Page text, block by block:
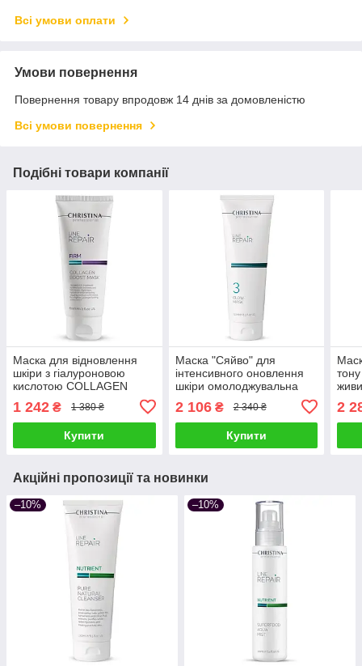
Всі умови оплати
Умови повернення
Повернення товару впродовж 14 днів за домовленістю
Всі умови повернення
Подібні товари компанії
Маска для відновлення
шкіри з гіалуроновою
кислотою COLLAGEN
REPAIR FIRM CHRISTINA
60 мл
1 242 ₴ 1 380 ₴
Купити
Маска "Сяйво" для
інтенсивного оновлення
шкіри омолоджувальна
GLOW MASK LINE REPAIR
CHRISTINA (крок 3) 250
мл
2 106₴ 2 340 ₴
Купити
250
2
Акційні пропозиції та новинки
–10% –10%